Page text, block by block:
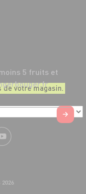
votre magasin.
5 fruits et